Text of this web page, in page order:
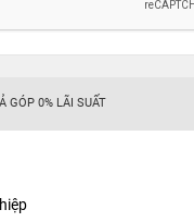
GÓP 0% LÃI SUẤT